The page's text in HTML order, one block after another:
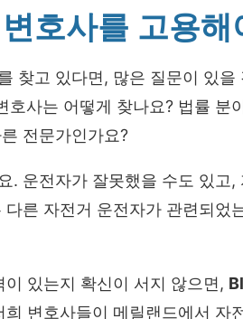
호사를 고용해
찾고 있다면, 많은 질문이 있을
호사는 어떻게 찾나요? 법률 분
전문가인가요?
. 운전자가 잘못했을 수도 있고
른 자전거 운전자가 관련되었
있는지 확신이 서지 않으면,
변호사들이 메릴랜드에서 자